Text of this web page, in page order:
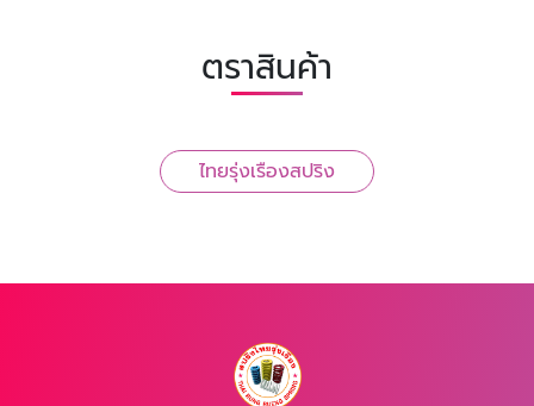
ตราสินค้า
ไทยรุ่งเรืองสปริง